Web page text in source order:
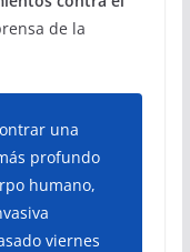
de la
una
profundo
humano,
viernes